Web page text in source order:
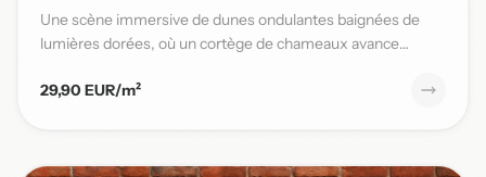
Une scène immersive de dunes ondulantes baignées de
lumières dorées, où un cortège de chameaux avance
29,90 EUR/m²